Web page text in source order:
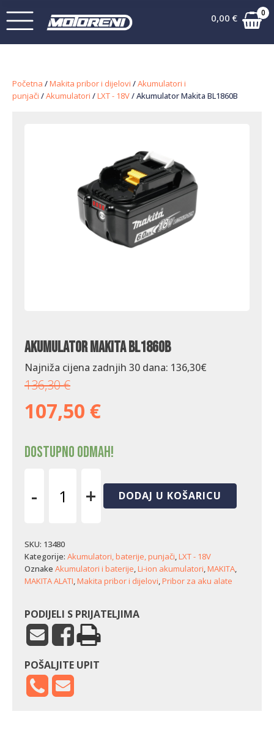
0,00 € 0
Početna /Makita pribor i dijelovi /Akumulatori i
punjači /Akumulatori /LXT - 18V/ Akumulator Makita BL1860B
Akumulator Makita BL1860B
Najniža cijena zadnjih 30 dana: 136,30€
136,30€
107,50 €
Dostupno odmah!
-
količina
+ DODAJ U KOŠARICU
SKU: 13480
Kategorije: Akumulatori, baterije, punjači,LXT - 18V
Oznake Akumulatori i baterije,Li-ion akumulatori,MAKITA,
MAKITA ALATI,Makita pribor i dijelovi,Pribor za aku alate
PODIJELI S PRIJATELJIMA
POŠALJITE UPIT